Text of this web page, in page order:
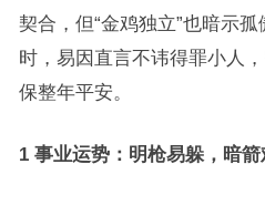
契合，但“金鸡独立”也暗示
时，易因直言不讳得罪小人
保整年平安。
1 事业运势：明枪易躲，暗箭